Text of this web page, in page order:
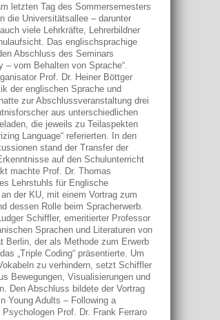
letzten Tag des Sommersemesters
die Universitätsallee – darunter
viele Lehrkräfte, Lehrerbildner
Das englischsprachige
Abschluss des Seminars
– vom Behalten von Sprache“.
Prof. Dr. Heiner Böttger
der englischen Sprache und
zur Abschlussveranstaltung drei
aus unterschiedlichen
die jeweils zu Teilaspekten
Language“ referierten. In den
stand der Transfer der
auf den Schulunterricht
machte Prof. Dr. Thomas
Lehrstuhls für Englische
der KU, mit einem Vortrag zum
dessen Rolle beim Spracherwerb.
Schiffler, emeritierter Professor
Sprachen und Literaturen von
Berlin, der als Methode zum Erwerb
„Triple Coding“ präsentierte. Um
zu verhindern, setzt Schiffler
Bewegungen, Visualisierungen und
Den Abschluss bildete der Vortrag
Young Adults – Following a
Psychologen Prof. Dr. Frank Ferraro